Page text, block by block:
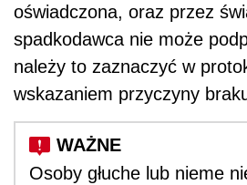
oświadczona, oraz przez
spadkodawca nie może
należy to zaznaczyć w
wskazaniem przyczyny
Osoby głuche lub nieme